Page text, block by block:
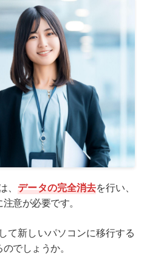
、データの完全消去を行い、
意が必要です。
て新しいパソコンに移行する
でしょうか。